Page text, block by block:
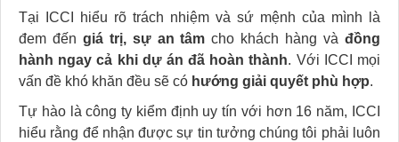
Tại ICCI hiểu rõ trách nhiệm và sứ mệnh của mình là
đem đến giá trị, sự an tâm cho khách hàng vàđồng
hành ngay cả khi dự án đã hoàn thành. Với ICCI mọi
vấn đề khó khăn đều sẽ có hướng giải quyết phù hợp.
Tự hào là công ty kiểm định uy tín với hơn 16 năm, ICCI
hiểu rằng để nhận được sự tin tưởng chúng tôi phải luôn